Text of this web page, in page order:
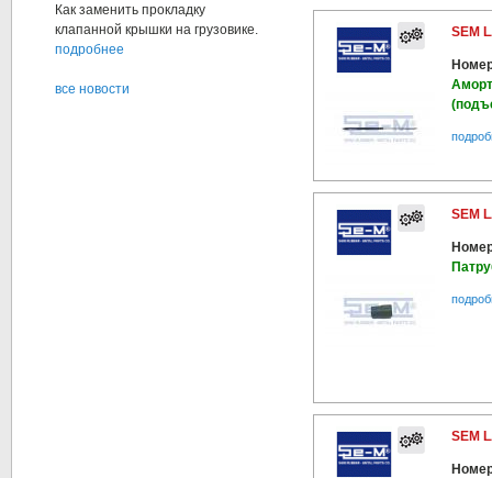
SEM
SEM
SEM
Как заменить прокладку
клапанной крышки на грузовике.
подробнее
все новости